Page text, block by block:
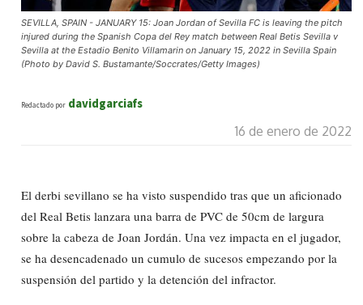
SEVILLA, SPAIN - JANUARY 15: Joan Jordan of Sevilla FC is leaving the pitch
injured during the Spanish Copa del Rey match between Real Betis Sevilla v
Sevilla at the Estadio Benito Villamarin on January 15, 2022 in Sevilla Spain
(Photo by David S. Bustamante/Soccrates/Getty Images)
Redactado por davidgarciafs
16 de enero de 2022
El derbi sevillano se ha visto suspendido tras que un aficionado
del Real Betis lanzara una barra de PVC de 50cm de largura
sobre la cabeza de Joan Jordán. Una vez impacta en el jugador,
se ha desencadenado un cumulo de sucesos empezando por la
suspensión del partido y la detención del infractor.